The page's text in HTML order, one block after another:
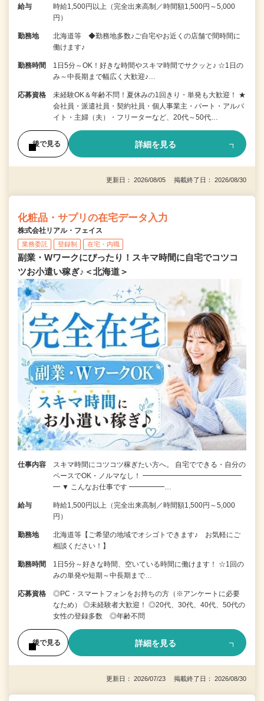
給与
時給1,500円以上（完全出来高制／時間額1,500円～5,000
円）
勤務地
北海道等 ◆勤務地多数♪ご自宅やお近くの店舗で間時間に
働けます♪
勤務時間
1日5分～OK！好きな時間やスキマ時間でサクッと♪ ☆1日の
み～中長期まで幅広く大歓迎♪…
応募資格
未経験OK＆年齢不問！夏休みの1回きり・単発も大歓迎！ ★
会社員・派遣社員・契約社員・個人事業主・パート・アルバ
イト・主婦（夫）・フリーターなど、20代～50代…
後で見る 詳細を見る
更新日： 2026/08/05 掲載終了日： 2026/08/30
化粧品・サプリの在宅データ入力
株式会社リアル・フェイス
業務委託 登録制 在宅・内職
副業・Wワークにぴったり！スキマ時間に自宅でコツコ
ツお小遣い稼ぎ♪＜北海道＞
仕事内容
スキマ時間にコツコツ稼ぎたい方へ。 自宅でできる・自分の
ペースでOK・ノルマなし！ ━━━━━━━━━━━━━━
━ ▼ こんなお仕事です ━━━━━…
給与
時給1,500円以上（完全出来高制／時間額1,500円～5,000
円）
勤務地
北海道等【ご希望の地域でオシゴトできます♪ お気軽にご
相談ください！】
勤務時間
1日5分～好きな時間、空いている時間に働けます！ ☆1回の
みの単発や短期～中長期まで…
応募資格
◎PC・スマートフォンをお持ちの方（※アンケートに必要
なため） ◎未経験者大歓迎！ ◎20代、30代、40代、50代の
女性の登録多数 ◎年齢不問
後で見る 詳細を見る
更新日： 2026/07/23 掲載終了日： 2026/08/30